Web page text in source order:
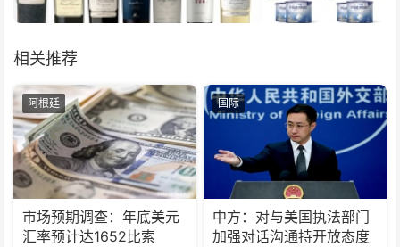
相关推荐
阿根廷
市场预期调查：年底美元
汇率预计达1652比索
国际
中方：对与美国执法部门
加强对话沟通持开放态度